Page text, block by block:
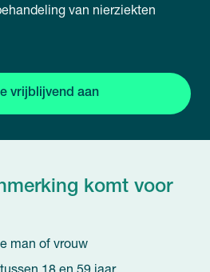
van nierziekten
vrijblijvend aan
komt voor
man of vrouw